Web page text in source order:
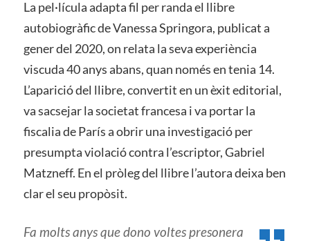
La pel·lícula adapta fil per randa el llibre
autobiogràfic de Vanessa Springora, publicat a
gener del 2020, on relata la seva experiència
viscuda 40 anys abans, quan només en tenia 14.
L’aparició del llibre, convertit en un èxit editorial,
va sacsejar la societat francesa i va portar la
fiscalia de París a obrir una investigació per
presumpta violació contra l’escriptor, Gabriel
Matzneff. En el pròleg del llibre l’autora deixa ben
clar el seu propòsit.
Fa molts anys que dono voltes presonera